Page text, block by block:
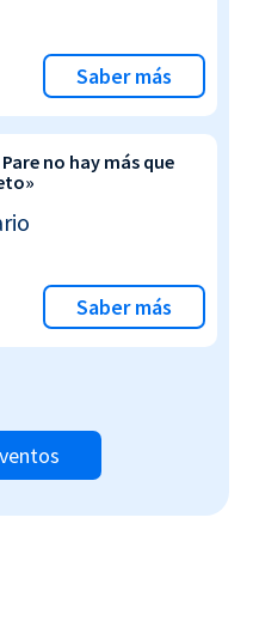
Saber más
Pare no hay más que
Saber más